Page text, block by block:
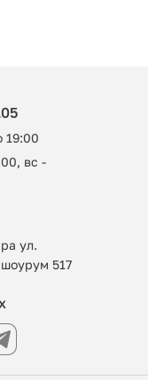
19:00
вс -
ул.
517